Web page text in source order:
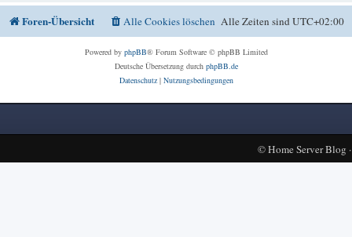
Foren-Übersicht Alle Zeiten sindUTC+02:00
Alle Cookies löschen
Powered by phpBB® Forum Software © phpBB Limited
Deutsche Übersetzung durch phpBB.de
Datenschutz| Nutzungsbedingungen
©Home Server Blog